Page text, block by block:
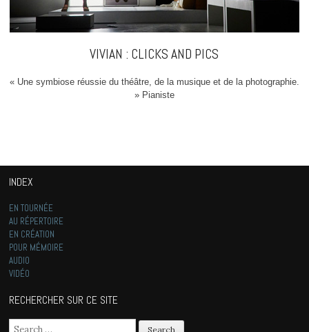
VIVIAN : CLICKS AND PICS
« Une symbiose réussie du théâtre, de la musique et de la photographie.
» Pianiste
INDEX
EN TOURNÉE
AU RÉPERTOIRE
EN CRÉATION
POUR MÉMOIRE
AUDIO
VIDÉO
RECHERCHER SUR CE SITE
Search for: